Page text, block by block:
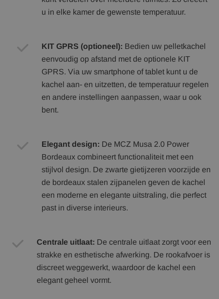
u in elke kamer de gewenste temperatuur.
KIT GPRS (optioneel): Bedien uw pelletkachel
eenvoudig op afstand met de optionele KIT
GPRS. Via uw smartphone of tablet kunt u de
kachel aan- en uitzetten, de temperatuur regelen
en andere instellingen aanpassen, waar u ook
bent.
Elegant design: De MCZ Musa 2.0 Power
Bordeaux combineert functionaliteit met een
stijlvol design. De zwarte gietijzeren voorzijde en
de bordeaux stalen zijpanelen geven de kachel
een moderne en elegante uitstraling, die perfect
past in diverse interieurs.
Centrale uitlaat: De centrale uitlaat zorgt voor een
strakke en esthetische afwerking. De rookafvoer is
discreet weggewerkt, waardoor de kachel een
elegant geheel vormt.